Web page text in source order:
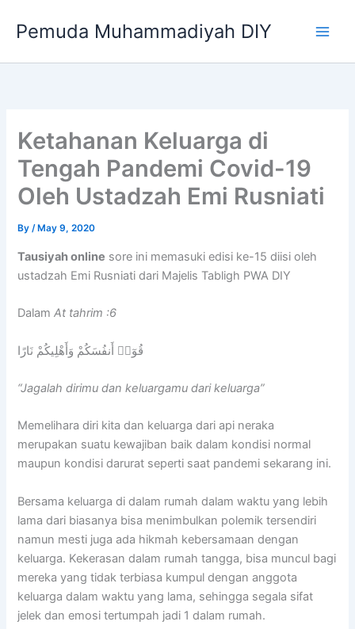
Pemuda Muhammadiyah DIY
Ketahanan Keluarga di
Tengah Pandemi Covid-19
Oleh Ustadzah Emi Rusniati
By/ May 9, 2020
Tausiyah online sore ini memasuki edisi ke-15 diisi oleh
ustadzah Emi Rusniati dari Majelis Tabligh PWA DIY
DalamAt tahrim :6
قُوٓا۟ أَنفُسَكُمْ وَأَهْلِيكُمْ نَارًا
“Jagalah dirimu dan keluargamu dari keluarga”
Memelihara diri kita dan keluarga dari api neraka
merupakan suatu kewajiban baik dalam kondisi normal
maupun kondisi darurat seperti saat pandemi sekarang ini.
Bersama keluarga di dalam rumah dalam waktu yang lebih
lama dari biasanya bisa menimbulkan polemik tersendiri
namun mesti juga ada hikmah kebersamaan dengan
keluarga. Kekerasan dalam rumah tangga, bisa muncul bagi
mereka yang tidak terbiasa kumpul dengan anggota
keluarga dalam waktu yang lama, sehingga segala sifat
jelek dan emosi tertumpah jadi 1 dalam rumah.